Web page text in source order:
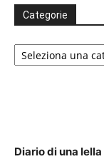
Categorie
Categorie
Diario di una lella